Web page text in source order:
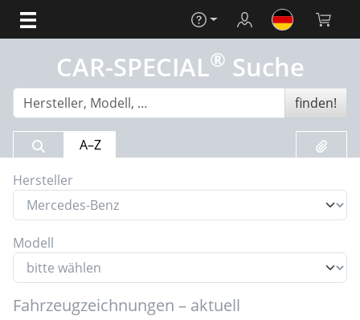
Hilfe Login
CAR-SPECIAL® Suche
finden!
Suchergebnis
A–Z
Hersteller
Modell
Fahrzeugzeichnungen – aktuell